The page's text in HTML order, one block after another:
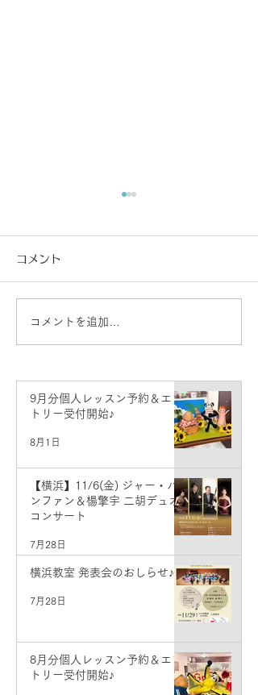
【横浜】11/6(金) ジャ
コメント
コメントを追加…
9月分個人レッスン予約＆エン
トリー受付開始♪
8月1日
【横浜】11/6(金) ジャー・パ
ンファン＆楊擎宇 二胡デュオ
コンサート
7月28日
横浜教室 発表会のおしらせ♪
7月28日
8月分個人レッスン予約＆エン
トリー受付開始♪